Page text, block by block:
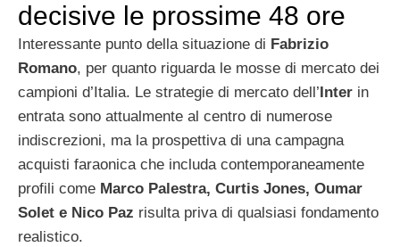
decisive le prossime 48 ore
Interessante punto della situazione di Fabrizio
Romano, per quanto riguarda le mosse di mercato dei
campioni d’Italia. Le strategie di mercato dell’ Inter in
entrata sono attualmente al centro di numerose
indiscrezioni, ma la prospettiva di una campagna
acquisti faraonica che includa contemporaneamente
profili come Marco Palestra, Curtis Jones, Oumar
Solet e Nico Paz risulta priva di qualsiasi fondamento
realistico.